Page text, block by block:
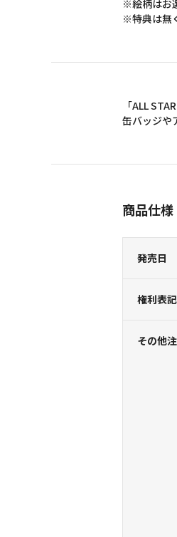
※絵柄はお
※特典は無
「ALL
缶バッジや
商品仕様
発売日
権利表記
その他